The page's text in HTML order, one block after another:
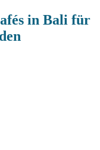
in Bali für